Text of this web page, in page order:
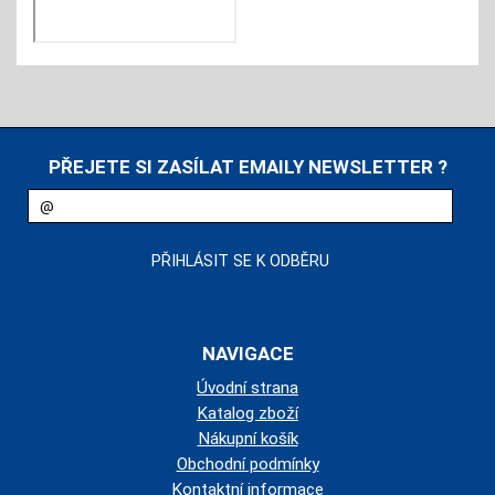
PŘEJETE SI ZASÍLAT EMAILY NEWSLETTER ?
NAVIGACE
Úvodní strana
Katalog zboží
Nákupní košík
Obchodní podmínky
Kontaktní informace